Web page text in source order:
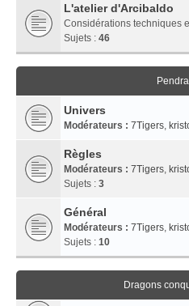
L'atelier d'Arcibaldo
Considérations techniques
Sujets : 46
Univers
Modérateurs : 7Tigers,
Règles
Modérateurs : 7Tigers,
Sujets : 3
Général
Modérateurs : 7Tigers,
Sujets : 10
Dragons